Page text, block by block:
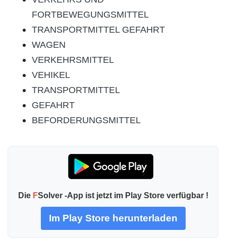
FORTBEWEGUNGSMITTEL
TRANSPORTMITTEL GEFAHRT
WAGEN
VERKEHRSMITTEL
VEHIKEL
TRANSPORTMITTEL
GEFAHRT
BEFORDERUNGSMITTEL
Die FSolver -App ist jetzt im Play Store verfügbar !
Im Play Store herunterladen